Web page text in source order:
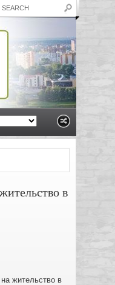
в
жительство в